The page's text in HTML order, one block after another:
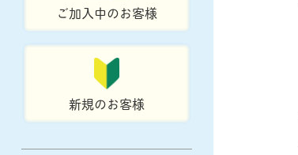
ご加入中のお客様
新規のお客様